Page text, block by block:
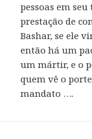
pessoas em
prestação de
Bashar, se ele
então há um
um mártir, e o
quem vê o
mandato ….